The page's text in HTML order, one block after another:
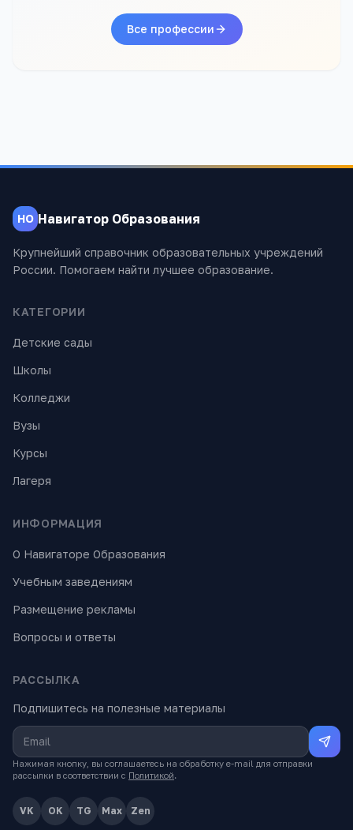
Все профессии
НО Навигатор Образования
Крупнейший справочник образовательных учреждений
России. Помогаем найти лучшее образование.
КАТЕГОРИИ
Детские сады
Школы
Колледжи
Вузы
Курсы
Лагеря
ИНФОРМАЦИЯ
О Навигаторе Образования
Учебным заведениям
Размещение рекламы
Вопросы и ответы
РАССЫЛКА
Подпишитесь на полезные материалы
Нажимая кнопку, вы соглашаетесь на обработку e-mail для отправки
рассылки в соответствии с Политикой.
VK OK TG Max Zen